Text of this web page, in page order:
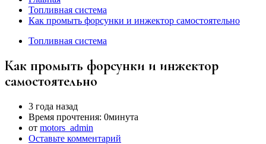
Топливная система
Как промыть форсунки и инжектор самостоятельно
Топливная система
Как промыть форсунки и инжектор
самостоятельно
3 года назад
Время прочтения: 0минута
от motors_admin
Оставьте комментарий